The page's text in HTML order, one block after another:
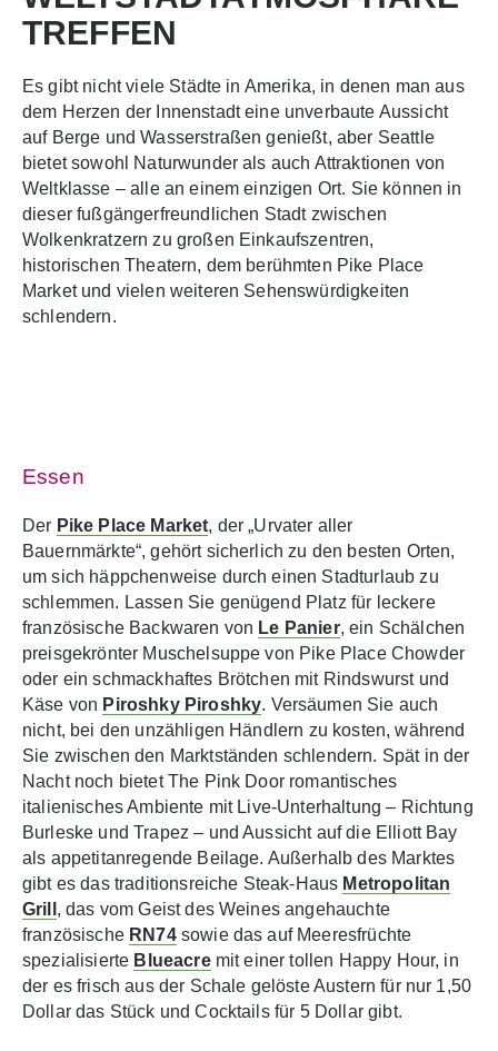
TREFFEN
Es gibt nicht viele Städte in Amerika, in denen man aus
dem Herzen der Innenstadt eine unverbaute Aussicht
auf Berge und Wasserstraßen genießt, aber Seattle
bietet sowohl Naturwunder als auch Attraktionen von
Weltklasse – alle an einem einzigen Ort. Sie können in
dieser fußgängerfreundlichen Stadt zwischen
Wolkenkratzern zu großen Einkaufszentren,
historischen Theatern, dem berühmten Pike Place
Market und vielen weiteren Sehenswürdigkeiten
schlendern.
Essen
Der Pike Place Market, der „Urvater aller
Bauernmärkte“, gehört sicherlich zu den besten Orten,
um sich häppchenweise durch einen Stadturlaub zu
schlemmen. Lassen Sie genügend Platz für leckere
französische Backwaren von Le Panier, ein Schälchen
preisgekrönter Muschelsuppe von Pike Place Chowder
oder ein schmackhaftes Brötchen mit Rindswurst und
Käse von Piroshky Piroshky. Versäumen Sie auch
nicht, bei den unzähligen Händlern zu kosten, während
Sie zwischen den Marktständen schlendern. Spät in der
Nacht noch bietet The Pink Door romantisches
italienisches Ambiente mit Live-Unterhaltung – Richtung
Burleske und Trapez – und Aussicht auf die Elliott Bay
als appetitanregende Beilage. Außerhalb des Marktes
gibt es das traditionsreiche Steak-Haus Metropolitan
Grill , das vom Geist des Weines angehauchte
französische RN74sowie das auf Meeresfrüchte
spezialisierte Blueacremit einer tollen Happy Hour, in
der es frisch aus der Schale gelöste Austern für nur 1,50
Dollar das Stück und Cocktails für 5 Dollar gibt.